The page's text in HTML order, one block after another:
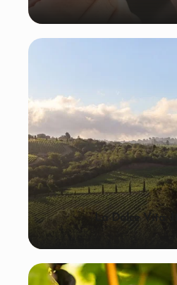
La Dolce Vita: